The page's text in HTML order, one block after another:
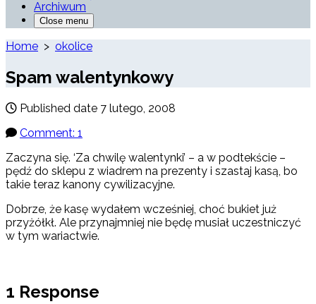
Archiwum
Close menu
Home > okolice
Spam walentynkowy
Published date 7 lutego, 2008
Comment: 1
Zaczyna się. ‘Za chwilę walentynki’ – a w podtekście –
pędź do sklepu z wiadrem na prezenty i szastaj kasą, bo
takie teraz kanony cywilizacyjne.
Dobrze, że kasę wydałem wcześniej, choć bukiet już
przyżółkł. Ale przynajmniej nie będę musiał uczestniczyć
w tym wariactwie.
1 Response